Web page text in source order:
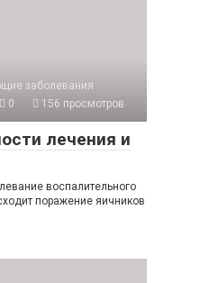
заболевания
0
156 просмотров
лечения и
воспалительного
поражение яичников